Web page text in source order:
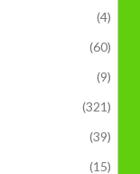
(4)
(60)
(9)
(321)
(39)
(15)